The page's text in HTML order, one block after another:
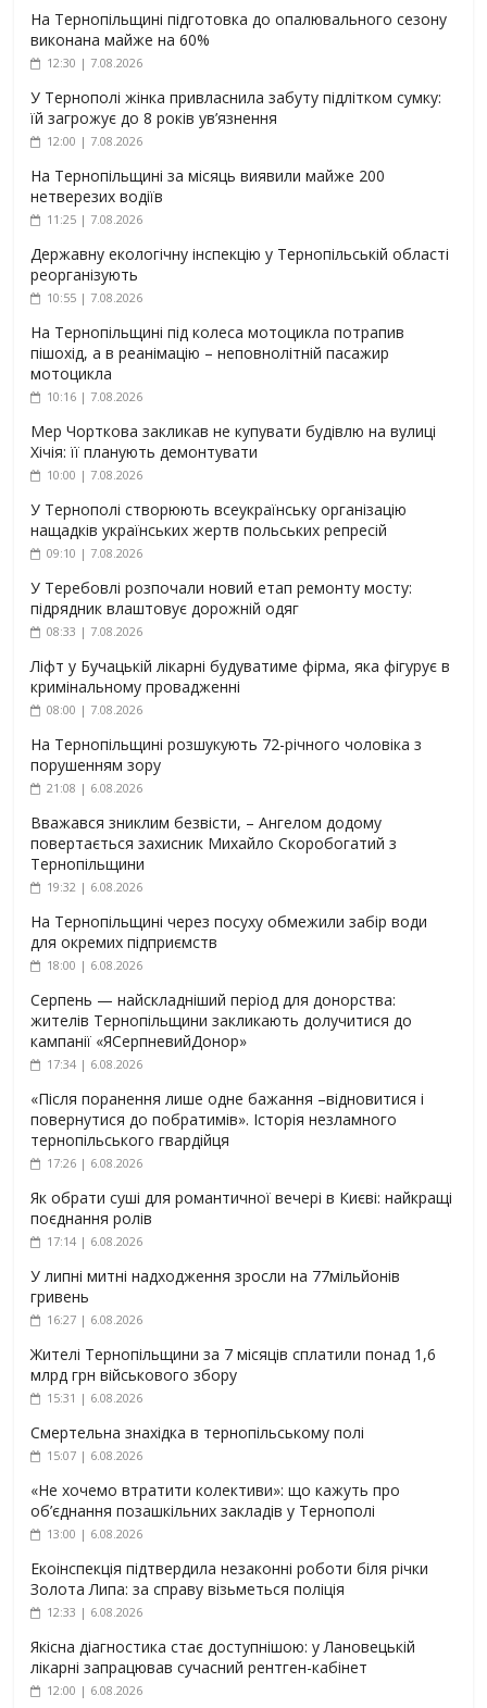
На Тернопільщині підготовка до опалювального сезону
виконана майже на 60%
12:30 | 7.08.2026
У Тернополі жінка привласнила забуту підлітком сумку:
їй загрожує до 8 років ув’язнення
12:00 | 7.08.2026
На Тернопільщині за місяць виявили майже 200
нетверезих водіїв
11:25 | 7.08.2026
Державну екологічну інспекцію у Тернопільській області
реорганізують
10:55 | 7.08.2026
На Тернопільщині під колеса мотоцикла потрапив
пішохід, а в реанімацію – неповнолітній пасажир
мотоцикла
10:16 | 7.08.2026
Мер Чорткова закликав не купувати будівлю на вулиці
Хічія: її планують демонтувати
10:00 | 7.08.2026
У Тернополі створюють всеукраїнську організацію
нащадків українських жертв польських репресій
09:10 | 7.08.2026
У Теребовлі розпочали новий етап ремонту мосту:
підрядник влаштовує дорожній одяг
08:33 | 7.08.2026
Ліфт у Бучацькій лікарні будуватиме фірма, яка фігурує в
кримінальному провадженні
08:00 | 7.08.2026
На Тернопільщині розшукують 72-річного чоловіка з
порушенням зору
21:08 | 6.08.2026
Вважався зниклим безвісти, – Ангелом додому
повертається захисник Михайло Скоробогатий з
Тернопільщини
19:32 | 6.08.2026
На Тернопільщині через посуху обмежили забір води
для окремих підприємств
18:00 | 6.08.2026
Серпень — найскладніший період для донорства:
жителів Тернопільщини закликають долучитися до
кампанії «ЯСерпневийДонор»
17:34 | 6.08.2026
«Після поранення лише одне бажання –відновитися і
повернутися до побратимів». Історія незламного
тернопільського гвардійця
17:26 | 6.08.2026
Як обрати суші для романтичної вечері в Києві: найкращі
поєднання ролів
17:14 | 6.08.2026
У липні митні надходження зросли на 77мільйонів
гривень
16:27 | 6.08.2026
Жителі Тернопільщини за 7 місяців сплатили понад 1,6
млрд грн військового збору
15:31 | 6.08.2026
Смертельна знахідка в тернопільському полі
15:07 | 6.08.2026
«Не хочемо втратити колективи»: що кажуть про
об’єднання позашкільних закладів у Тернополі
13:00 | 6.08.2026
Екоінспекція підтвердила незаконні роботи біля річки
Золота Липа: за справу візьметься поліція
12:33 | 6.08.2026
Якісна діагностика стає доступнішою: у Лановецькій
лікарні запрацював сучасний рентген-кабінет
12:00 | 6.08.2026